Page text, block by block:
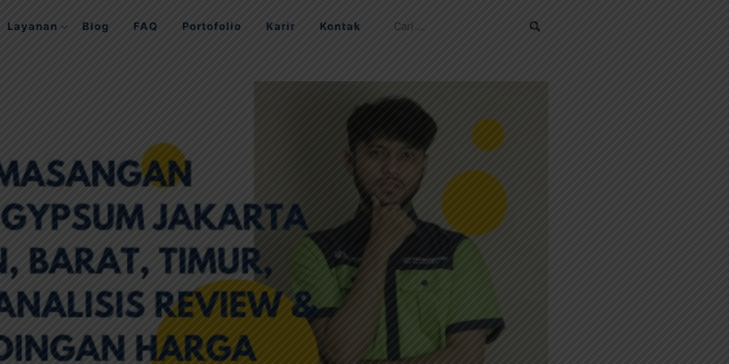
Layanan Blog FAQ Portofolio Karir Kontak